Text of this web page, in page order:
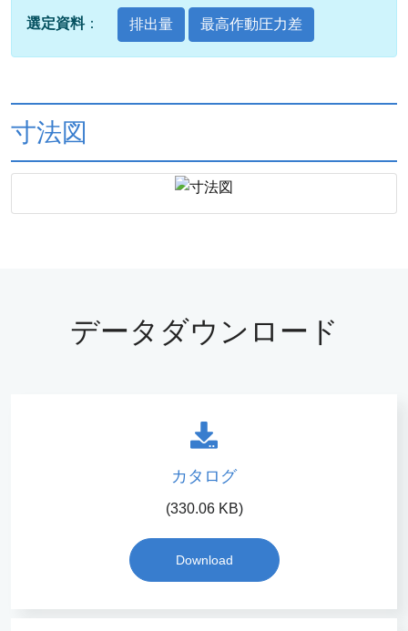
選定資料： 排出量 最高作動圧力差
寸法図
データダウンロード
カタログ
(330.06 KB)
Download